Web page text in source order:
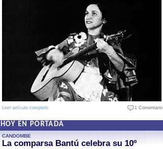
Leer artículo completo 1 Comentario
HOY EN PORTADA
CANDOMBE
La comparsa Bantú celebra su 10º